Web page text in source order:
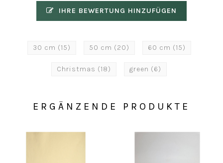
IHRE BEWERTUNG HINZUFÜGEN
30 cm (15) 50 cm (20) 60 cm (15)
Christmas (18) green (6)
ERGÄNZENDE PRODUKTE